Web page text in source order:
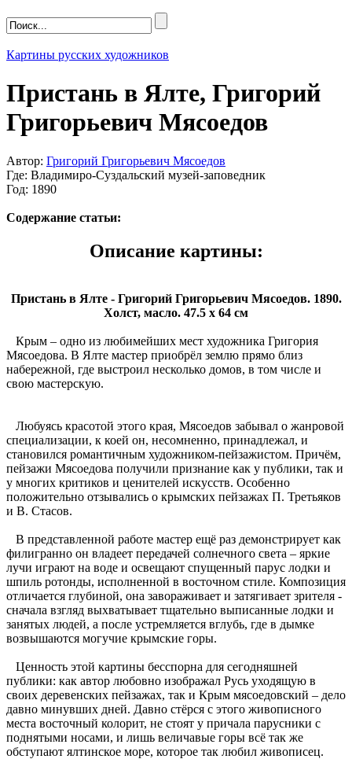
Картины русских художников
Пристань в Ялте, Григорий
Григорьевич Мясоедов
Автор: Григорий Григорьевич Мясоедов
Где: Владимиpо-Суздальский музей-заповедник
Год: 1890
Содержание статьи:
Описание картины:
Пристань в Ялте - Григорий Григорьевич Мясоедов. 1890.
Холст, масло. 47.5 x 64 см
Крым – одно из любимейших мест художника Григория
Мясоедова. В Ялте мастер приобрёл землю прямо близ
набережной, где выстроил несколько домов, в том числе и
свою мастерскую.
Любуясь красотой этого края, Мясоедов забывал о жанровой
специализации, к коей он, несомненно, принадлежал, и
становился романтичным художником-пейзажистом. Причём,
пейзажи Мясоедова получили признание как у публики, так и
у многих критиков и ценителей искусств. Особенно
положительно отзывались о крымских пейзажах П. Третьяков
и В. Стасов.
В представленной работе мастер ещё раз демонстрирует как
филигранно он владеет передачей солнечного света – яркие
лучи играют на воде и освещают спущенный парус лодки и
шпиль ротонды, исполненной в восточном стиле. Композиция
отличается глубиной, она завораживает и затягивает зрителя -
сначала взгляд выхватывает тщательно выписанные лодки и
занятых людей, а после устремляется вглубь, где в дымке
возвышаются могучие крымские горы.
Ценность этой картины бесспорна для сегодняшней
публики: как автор любовно изображал Русь уходящую в
своих деревенских пейзажах, так и Крым мясоедовский – дело
давно минувших дней. Давно стёрся с этого живописного
места восточный колорит, не стоят у причала парусники с
поднятыми носами, и лишь величавые горы всё так же
обступают ялтинское море, которое так любил живописец.